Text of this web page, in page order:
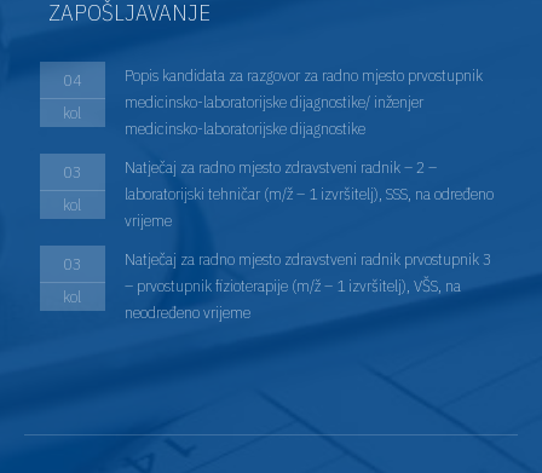
ZAPOŠLJAVANJE
04
kol
Popis kandidata za razgovor za radno mjesto prvostupnik
medicinsko-laboratorijske dijagnostike/ inženjer
medicinsko-laboratorijske dijagnostike
03
kol
Natječaj za radno mjesto zdravstveni radnik – 2 –
laboratorijski tehničar (m/ž – 1 izvršitelj), SSS, na određeno
vrijeme
03
kol
Natječaj za radno mjesto zdravstveni radnik prvostupnik 3
– prvostupnik fizioterapije (m/ž – 1 izvršitelj), VŠS, na
neodređeno vrijeme